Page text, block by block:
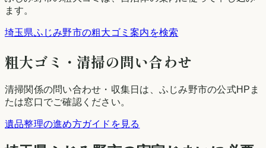
ます。
埼玉県ふじみ野市の粗大ゴミ案内を検索
粗大ゴミ・清掃の問い合わせ
清掃関係の問い合わせ・収集日は、 ふじみ野市の公式HPま
たは窓口でご確認ください。
遺品整理の進め方ガイドを見る